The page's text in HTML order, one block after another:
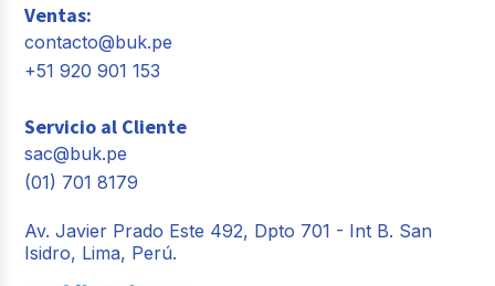
Ventas:
contacto@buk.pe
+51 920 901 153
Servicio al Cliente
sac@buk.pe
(01) 701 8179
Av. Javier Prado Este 492, Dpto 701 - Int B. San
Isidro, Lima, Perú.